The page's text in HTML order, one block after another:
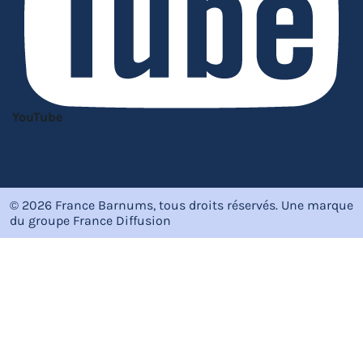
YouTube
© 2026 France Barnums, tous droits réservés. Une marque
du groupe France Diffusion